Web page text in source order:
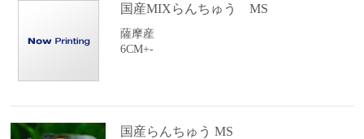
国産MIXらんちゅう MS
薩摩産
6CM+-
国産らんちゅう MS